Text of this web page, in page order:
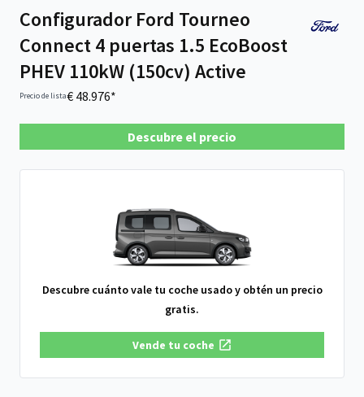
Configurador Ford Tourneo
Connect 4 puertas 1.5 EcoBoost
PHEV 110kW (150cv) Active
Precio de lista€ 48.976*
Descubre el precio
Descubre cuánto vale tu coche usado y obtén un precio
gratis.
Vende tu coche